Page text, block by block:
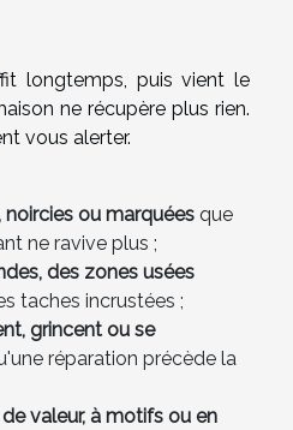
longtemps, puis vient le
ne récupère plus rien.
vous alerter.
noircies ou marquées que
ne ravive plus ;
des zones usées
taches incrustées ;
grincent ou se
réparation précède la
valeur, à motifs ou en